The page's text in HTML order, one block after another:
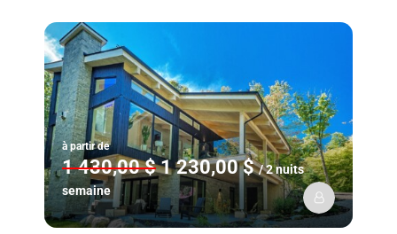
à partir de
1 430,00 $ 1 230,00 $ / 2 nuits
semaine